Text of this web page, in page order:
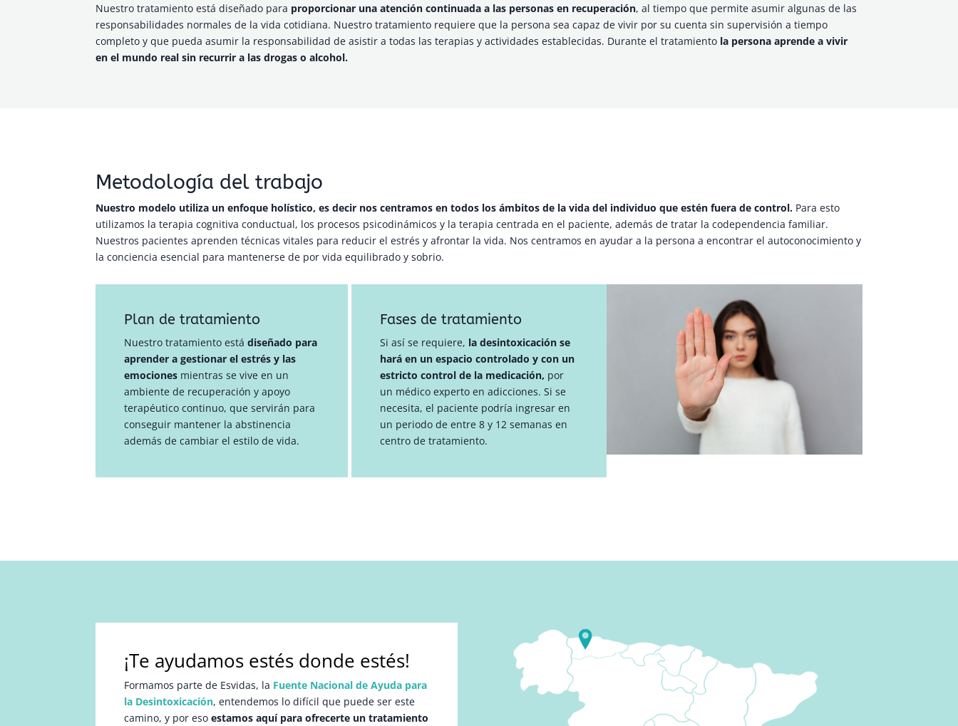
Nuestro tratamiento está diseñado para proporcionar una atención continuada a las personas en recuperación, al tiempo que permite asumir algunas de las
responsabilidades normales de la vida cotidiana. Nuestro tratamiento requiere que la persona sea capaz de vivir por su cuenta sin supervisión a tiempo
completo y que pueda asumir la responsabilidad de asistir a todas las terapias y actividades establecidas. Durante el tratamiento la persona aprende a vivir
en el mundo real sin recurrir a las drogas o alcohol.
Metodología del trabajo
Nuestro modelo utiliza un enfoque holístico, es decir nos centramos en todos los ámbitos de la vida del individuo que estén fuera de control. Para esto
utilizamos la terapia cognitiva conductual, los procesos psicodinámicos y la terapia centrada en el paciente, además de tratar la codependencia familiar.
Nuestros pacientes aprenden técnicas vitales para reducir el estrés y afrontar la vida. Nos centramos en ayudar a la persona a encontrar el autoconocimiento y
la conciencia esencial para mantenerse de por vida equilibrado y sobrio.
Plan de tratamiento
Nuestro tratamiento está diseñado para
aprender a gestionar el estrés y las
emociones mientras se vive en un
ambiente de recuperación y apoyo
terapéutico continuo, que servirán para
conseguir mantener la abstinencia
además de cambiar el estilo de vida.
Fases de tratamiento
Si así se requiere, la desintoxicación se
hará en un espacio controlado y con un
estricto control de la medicación, por
un médico experto en adicciones. Si se
necesita, el paciente podría ingresar en
un periodo de entre 8 y 12 semanas en
centro de tratamiento.
¡Te ayudamos estés donde estés!
Formamos parte de Esvidas, la Fuente Nacional de Ayuda para
la Desintoxicación, entendemos lo difícil que puede ser este
camino, y por esoestamos aquí para ofrecerte un tratamiento